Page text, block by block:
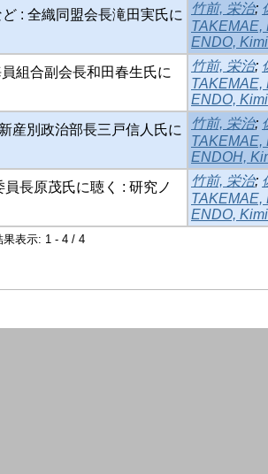
: 全織同盟会長滝田実氏に
竹前, 栄治;
TAKEMAE,
ENDO,
組合副会長和田春生氏に
竹前, 栄治;
TAKEMAE,
ENDO,
産別政治部長三戸信人氏に
竹前, 栄治;
TAKEMAE,
ENDOH,
長原茂氏に聴く : 研究ノ
竹前, 栄治;
TAKEMAE,
ENDO,
果表示: 1 - 4 / 4